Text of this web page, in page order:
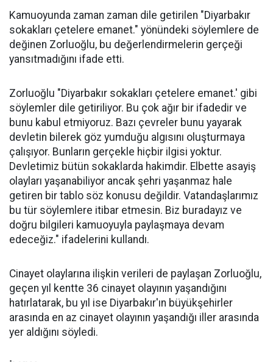
Kamuoyunda zaman zaman dile getirilen "Diyarbakır
sokakları çetelere emanet." yönündeki söylemlere de
değinen Zorluoğlu, bu değerlendirmelerin gerçeği
yansıtmadığını ifade etti.
Zorluoğlu "Diyarbakır sokakları çetelere emanet.' gibi
söylemler dile getiriliyor. Bu çok ağır bir ifadedir ve
bunu kabul etmiyoruz. Bazı çevreler bunu yayarak
devletin bilerek göz yumduğu algısını oluşturmaya
çalışıyor. Bunların gerçekle hiçbir ilgisi yoktur.
Devletimiz bütün sokaklarda hakimdir. Elbette asayiş
olayları yaşanabiliyor ancak şehri yaşanmaz hale
getiren bir tablo söz konusu değildir. Vatandaşlarımız
bu tür söylemlere itibar etmesin. Biz buradayız ve
doğru bilgileri kamuoyuyla paylaşmaya devam
edeceğiz." ifadelerini kullandı.
Cinayet olaylarına ilişkin verileri de paylaşan Zorluoğlu,
geçen yıl kentte 36 cinayet olayının yaşandığını
hatırlatarak, bu yıl ise Diyarbakır'ın büyükşehirler
arasında en az cinayet olayının yaşandığı iller arasında
yer aldığını söyledi.